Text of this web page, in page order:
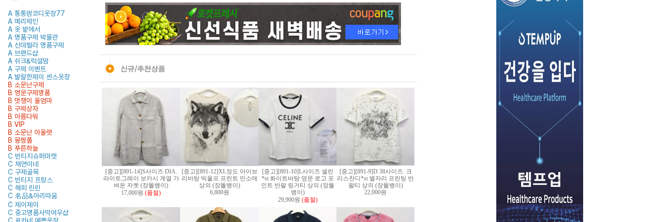
A 통통맘코디옷장77
A 메리제인
A 옷 밭에서
A 명품구제 박물관
A 신데렐라 명품구제
A 브랜드샵
A 쉬크&럭셜맘
A 구제 이벤트
A 발랄한제이 센스옷장
B 소문난구제
B 영운구제명품
B 멋쟁이 울엄마
B 구제상자
B 아름다워
B VIP
B 소문난 아울렛
B 몽짱폴
B 푸른하늘
C 빈티지슈퍼마켓
C 채연이네
C 구제골목
C 빈티지 프랑스
C 해피 린린
C 名品&아리따움
C 제이제이
C 중고명품사막여우샵
[중고][891-14]S사이즈 DIA.
라이트그레이 보카시 계열 가
벼운 자켓 (장똘뱅이)
17,000원 (품절)
[중고][891-12]XL정도 아이보
리바탕 빅울프 프린트 민소매
상의 (장똘뱅이)
6,800원
[중고][891-10]L사이즈 셀린
*st 화이트바탕 영문 로고 포
인트 반팔 링거티 상의 (장똘
뱅이)
29,900원 (품절)
[중고][891-9]D 38사이즈. 크
리스찬디*st 별자리 프린팅 반
팔티 상의 (장똘뱅이)
22,000원